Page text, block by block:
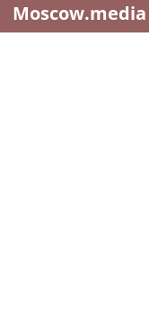
Moscow.media